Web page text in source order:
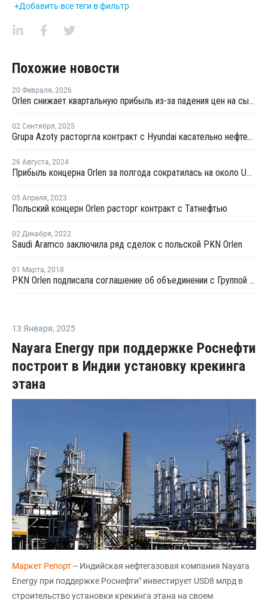
+Добавить все теги в фильтр
Похожие новости
20 Февраля, 2026
Orlen снижает квартальную прибыль из-за падения цен на сырье
02 Сентября, 2025
Grupa Azoty расторгла контракт с Hyundai касательно нефтехимического проекта в Польше
26 Августа, 2024
Прибыль концерна Orlen за полгода сократилась на около USD3,3 млрд
05 Апреля, 2023
Польский концерн Orlen расторг контракт с Татнефтью
02 Декабря, 2022
Saudi Aramco заключила ряд сделок с польской PKN Orlen
01 Марта, 2018
PKN Orlen подписала соглашение об объединении с Группой Lotos
13 Января, 2025
Nayara Energy при поддержке Роснефти
построит в Индии установку крекинга
этана
Маркет Репорт-- Индийская нефтегазовая компания Nayara
Energy при поддержке Роснефти" инвестирует USD8 млрд в
строительство установки крекинга этана на своем